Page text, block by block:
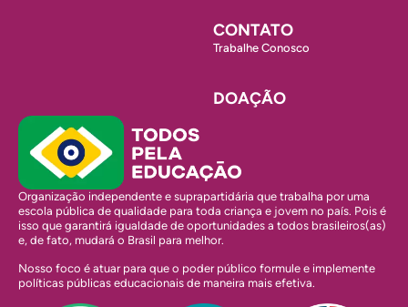
CONTATO
Trabalhe Conosco
DOAÇÃO
Organização independente e suprapartidária que trabalha por uma
escola pública de qualidade para toda criança e jovem no país. Pois é
isso que garantirá igualdade de oportunidades a todos brasileiros(as)
e, de fato, mudará o Brasil para melhor.
Nosso foco é atuar para que o poder público formule e implemente
políticas públicas educacionais de maneira mais efetiva.